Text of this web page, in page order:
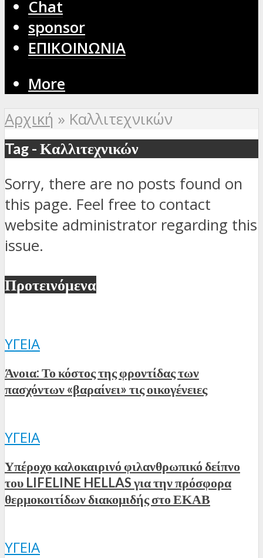
Chat
sponsor
ΕΠΙΚΟΙΝΩΝΙΑ
More
Αρχική » Καλλιτεχνικών
Tag - Καλλιτεχνικών
Sorry, there are no posts found on
this page. Feel free to contact
website administrator regarding this
issue.
Προτεινόμενα
ΥΓΕΊΑ
Άνοια: Το κόστος της φροντίδας των
πασχόντων «βαραίνει» τις οικογένειες
ΥΓΕΊΑ
Υπέροχο καλοκαιρινό φιλανθρωπικό δείπνο
του LIFELINE HELLAS για την πρόσφορα
θερμοκοιτίδων διακομιδής στο ΕΚΑΒ
ΥΓΕΊΑ